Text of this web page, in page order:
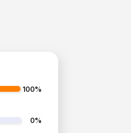
100%
0%